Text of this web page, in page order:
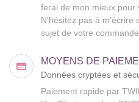
ferai de mon mieux pour
N'hésitez pas à m'écrire
sujet de votre
MOYENS DE
Données cryptées et
Paiement rapide par